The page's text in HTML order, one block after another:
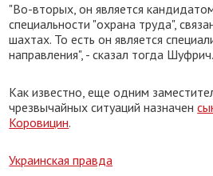
"Во-вторых, он является
специальности "охрана труда",
шахтах. То есть он является
направления", - сказал тогда Шуфрич.
Как известно, еще одним
чрезвычайных ситуаций назначен
Коровицин.
Украинская правда